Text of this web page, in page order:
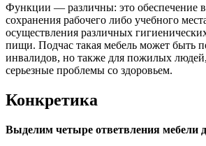
Функции — различны: это обеспечение
сохранения рабочего либо учебного
осуществления различных
пищи. Подчас такая мебель может быть
инвалидов, но также для пожилых
серьезные проблемы со здоровьем.
Конкретика
Выделим четыре ответвления мебели